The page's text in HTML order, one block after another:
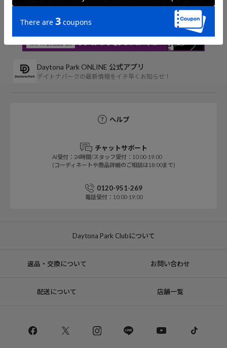
Daytona Park ONLINE 公式アプリ
デイトナパークの最新情報をイチ早くお知らせ！
ヘルプ
チャットサポート
AI受付：24時間/スタッフ受付：10:00-19:00
(コーディネートや商品詳細のご相談は18:00まで)
0120-951-269
電話受付：10:00-19:00
Daytona Park Clubについて
返品・交換について お問い合わせ
配送について 店舗一覧